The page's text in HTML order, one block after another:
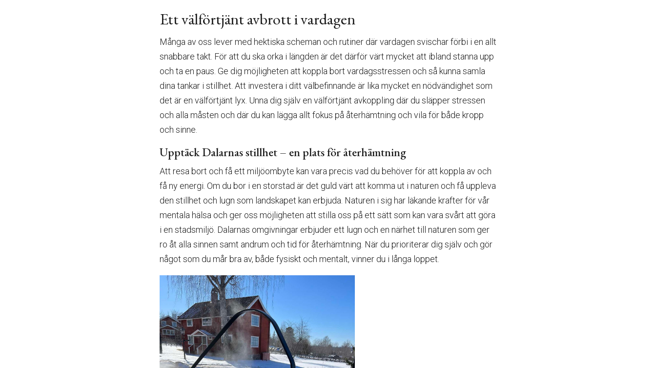
Ett välförtjänt avbrott i vardagen
Många av oss lever med hektiska scheman och rutiner där vardagen svischar förbi i en allt
snabbare takt. För att du ska orka i längden är det därför värt mycket att ibland stanna upp
och ta en paus. Ge dig möjligheten att koppla bort vardagsstressen och så kunna samla
dina tankar i stillhet. Att investera i ditt välbefinnande är lika mycket en nödvändighet som
det är en välförtjänt lyx. Unna dig själv en välförtjänt avkoppling där du släpper stressen
och alla måsten och där du kan lägga allt fokus på återhämtning och vila för både kropp
och sinne.
Upptäck Dalarnas stillhet – en plats för återhämtning
Att resa bort och få ett miljöombyte kan vara precis vad du behöver för att koppla av och
få ny energi. Om du bor i en storstad är det guld värt att komma ut i naturen och få uppleva
den stillhet och lugn som landskapet kan erbjuda. Naturen i sig har läkande krafter för vår
mentala hälsa och ger oss möjligheten att stilla oss på ett sätt som kan vara svårt att göra
i en stadsmiljö. Dalarnas omgivningar erbjuder ett lugn och en närhet till naturen som ger
ro åt alla sinnen samt andrum och tid för återhämtning. När du prioriterar dig själv och gör
något som du mår bra av, både fysiskt och mentalt, vinner du i långa loppet.